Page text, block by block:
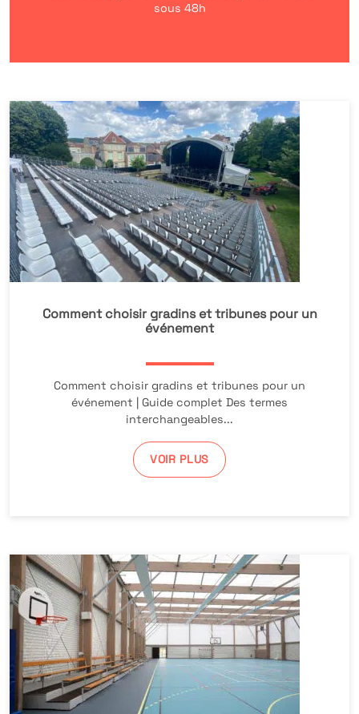
sous 48h
Comment choisir gradins et tribunes pour un
événement
Comment choisir gradins et tribunes pour un
événement | Guide complet Des termes
interchangeables...
VOIR PLUS